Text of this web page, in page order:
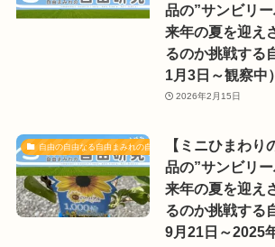
品の”サンビリ
来年の夏を迎え
るのか挑戦する
1月3日～観察中）
2026年2月15日
自由の自由なる自由まみれの自由研究（植物と栽培）
【ミニひまわり
品の”サンビリ
来年の夏を迎え
るのか挑戦する
9月21日～2025